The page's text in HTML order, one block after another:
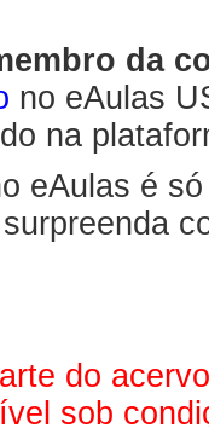
da
no eAulas
na
eAulas é
do
sob